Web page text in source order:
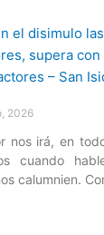
2026
nos irá, en
cuando
calumnien.